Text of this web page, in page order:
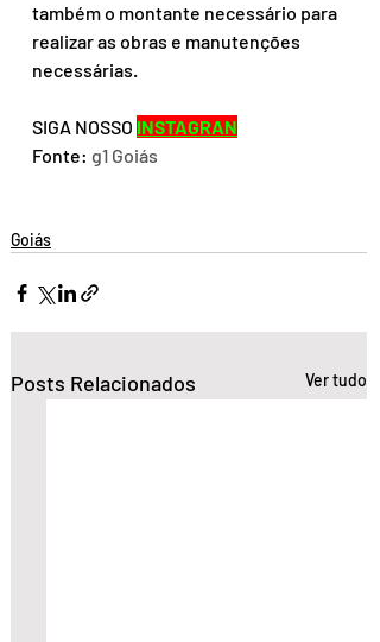
também o montante necessário para
realizar as obras e manutenções
necessárias.
SIGA NOSSO INSTAGRAN
Fonte: g1 Goiás
Goiás
Posts Relacionados Ver tudo